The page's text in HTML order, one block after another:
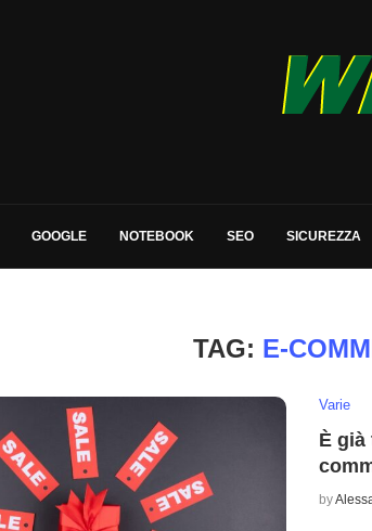
GOOGLE NOTEBOOK SEO SICUREZZA
TAG: E-
Varie
È
by